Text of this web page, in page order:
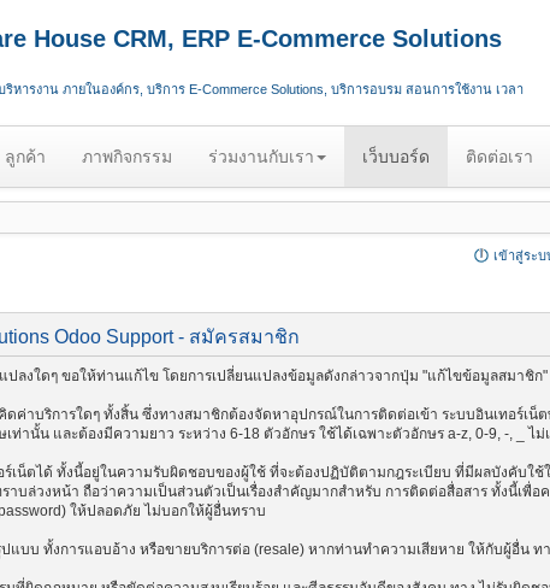
House CRM, ERP E-Commerce Solutions
หารงาน ภายในองค์กร, บริการ E-Commerce Solutions, บริการอบรม สอนการใช้งาน เวลา
ลูกค้า ภาพกิจกรรม ร่วมงานกับเรา เว็บบอร์ด ติดต่อเรา
เข้าสู่ระบ
Odoo Support - สมัครสมาชิก
ลงใดๆ ขอให้ท่านแก้ไข โดยการเปลี่ยนแปลงข้อมูลดังกล่าวจากปุ่ม "แก้ไขข้อมูลสมาชิก"
ค่าบริการใดๆ ทั้งสิ้น ซึ่งทางสมาชิกต้องจัดหาอุปกรณ์ในการติดต่อเข้า ระบบอินเทอร์เน็
านั้น และต้องมีความยาว ระหว่าง 6-18 ตัวอักษร ใช้ได้เฉพาะตัวอักษร a-z, 0-9, -, _ ไม่
เน็ตได้ ทั้งนี้อยู่ในความรับผิดชอบของผู้ใช้ ที่จะต้องปฏิบัติตามกฎระเบียบ ที่มีผลบังคับใช้
บล่วงหน้า ถือว่าความเป็นส่วนตัวเป็นเรื่องสำคัญมากสำหรับ การติดต่อสื่อสาร ทั้งนี้เพื่
ให้ปลอดภัย ไม่บอกให้ผู้อื่นทราบ
แบบ ทั้งการแอบอ้าง หรือขายบริการต่อ (resale) หากท่านทำความเสียหาย ให้กับผู้อื่น